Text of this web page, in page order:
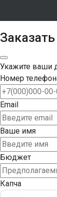
Укажите ваши
Номер
Email
Ваше имя
Бюджет
Капча